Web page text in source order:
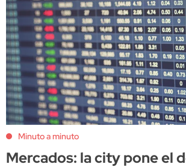
Minuto a minuto
Mercados: la city pone el